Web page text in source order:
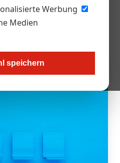
Werbung
Medien
speichern
Standorts im internationalen
und Veranstalter schlagen